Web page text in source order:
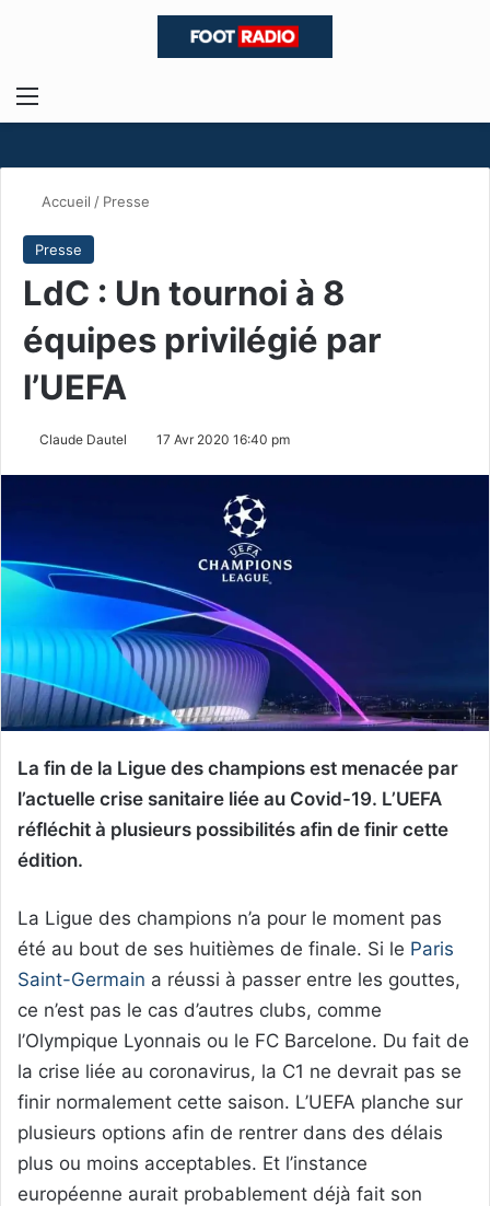
Menu
Accueil / Presse
Presse
LdC : Un tournoi à 8
équipes privilégié par
l’UEFA
Claude Dautel 17 Avr 2020 16:40 pm
La fin de la Ligue des champions est menacée par
l’actuelle crise sanitaire liée au Covid-19. L’UEFA
réfléchit à plusieurs possibilités afin de finir cette
édition.
La Ligue des champions n’a pour le moment pas
été au bout de ses huitièmes de finale. Si le Paris
Saint-Germain a réussi à passer entre les gouttes,
ce n’est pas le cas d’autres clubs, comme
l’Olympique Lyonnais ou le FC Barcelone. Du fait de
la crise liée au coronavirus, la C1 ne devrait pas se
finir normalement cette saison. L’UEFA planche sur
plusieurs options afin de rentrer dans des délais
plus ou moins acceptables. Et l’instance
européenne aurait probablement déjà fait son